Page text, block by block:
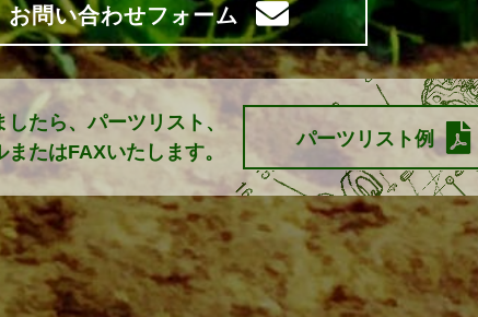
お問い合わせフォーム
したら、パーツリスト、
たはFAXいたします。
パーツリスト例